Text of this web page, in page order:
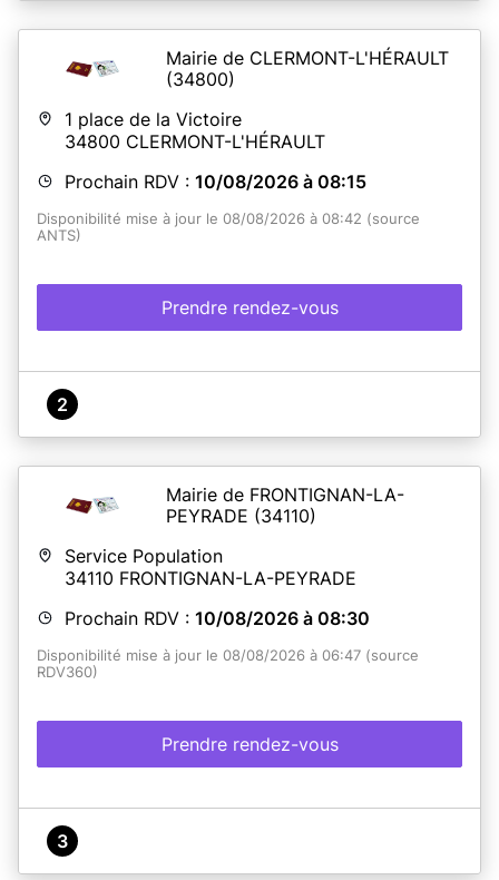
Carte d'identité délivrée après 2014 la validité est de 15
ans (en France)- Pour les mineurs la validité est de 10
ans qu'elle que soit la date de délivrance. Il est
recommandé d'effectuer une pré-demande en ligne sur
le site ANTS (en cliquant sur le lien suivant) à défaut
vous pouvez compléter un cerfa que vous trouverez en
Mairie.
En savoir plus
Mairie de CLERMONT-L'HÉRAULT
(34800)
1 place de la Victoire
34800 CLERMONT-L'HÉRAULT
Prochain RDV : 10/08/2026 à 08:15
Disponibilité mise à jour le 08/08/2026 à 08:42 (source
ANTS)
Prendre rendez-vous
2
Mairie de FRONTIGNAN-LA-
PEYRADE (34110)
Service Population
34110 FRONTIGNAN-LA-PEYRADE
Prochain RDV : 10/08/2026 à 08:30
Disponibilité mise à jour le 08/08/2026 à 06:47 (source
RDV360)
Prendre rendez-vous
3